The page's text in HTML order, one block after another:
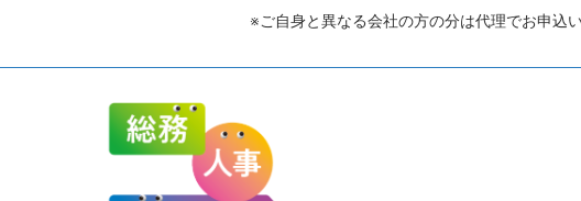
※ご自身と異なる会社の方の分は代理でお申込